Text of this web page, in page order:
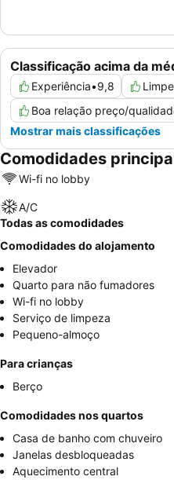
Classificação acima da
Experiência•9,8
Boa relação preço/
Mostrar mais classificações
Comodidades
Wi-fi no lobby
A/C
Todas as comodidades
Comodidades do alojamento
Elevador
Quarto para não fumadores
Wi-fi no lobby
Serviço de limpeza
Pequeno-almoço
Para crianças
Berço
Comodidades nos quartos
Casa de banho com chuveiro
Janelas desbloqueadas
Aquecimento central